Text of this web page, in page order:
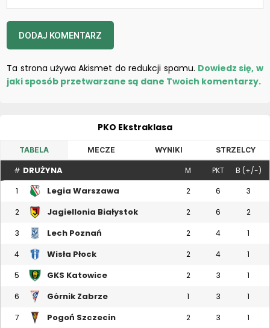
Ta strona używa Akismet do redukcji spamu. Dowiedz się, w
jaki sposób przetwarzane są dane Twoich komentarzy.
PKO Ekstraklasa
TABELA MECZE WYNIKI STRZELCY
# DRUŻYNA M PKT B (+/-)
1 Legia Warszawa 2 6 3
2 Jagiellonia Białystok 2 6 2
3 Lech Poznań 2 4 1
4 Wisła Płock 2 4 1
5 GKS Katowice 2 3 1
6 Górnik Zabrze 1 3 1
7 Pogoń Szczecin 2 3 1